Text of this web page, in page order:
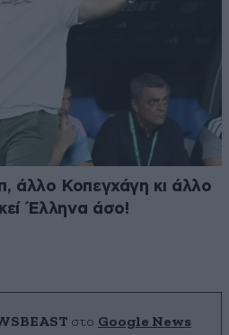
άλλο Κοπεγχάγη κι άλλο
Έλληνα άσο!
στο Google News